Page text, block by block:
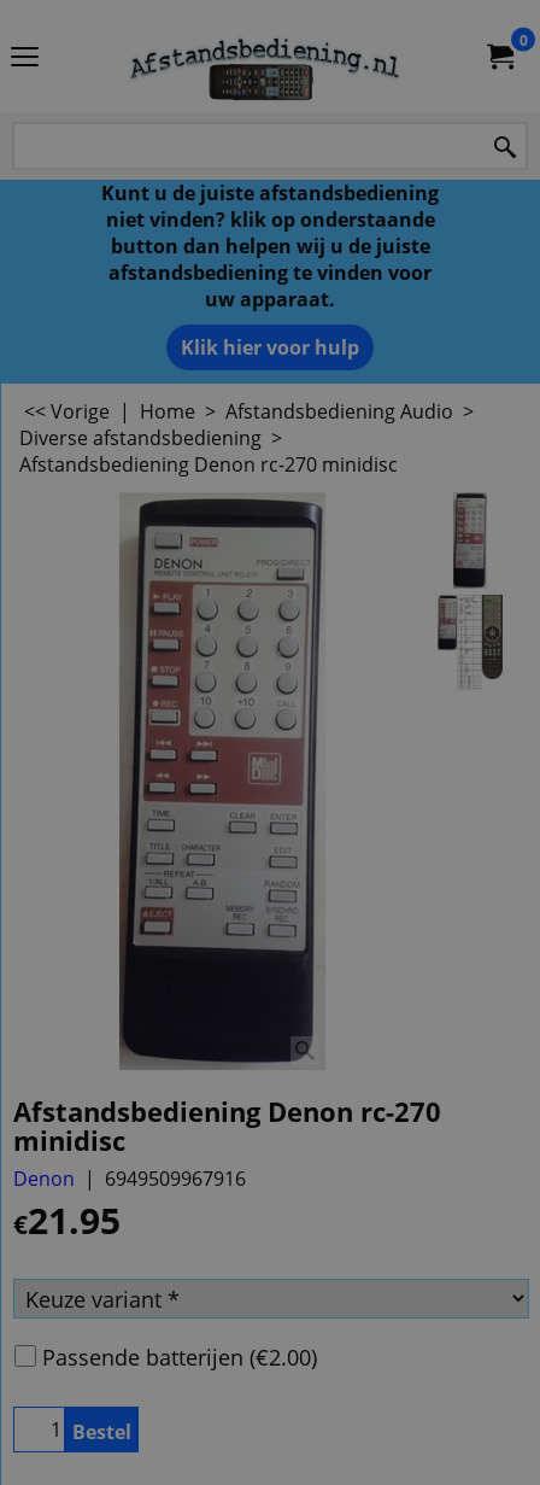
0
Kunt u de juiste afstandsbediening
niet vinden? klik op onderstaande
button dan helpen wij u de juiste
afstandsbediening te vinden voor
uw apparaat.
Klik hier voor hulp
<< Vorige | Home > Afstandsbediening Audio >
Diverse afstandsbediening >
Afstandsbediening Denon rc-270 minidisc
Afstandsbediening Denon rc-270
minidisc
Denon 6949509967916
€21.95
Passende batterijen (€2.00)
Bestel